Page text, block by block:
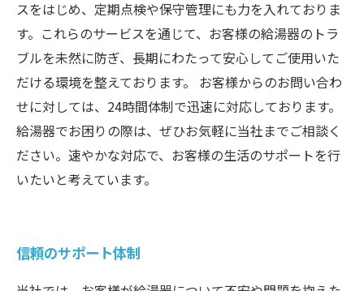
スをはじめ、定期点検や保守管理にも力を入れておりま
す。これらのサービスを通じて、お客様の給湯器のトラ
ブルを未然に防ぎ、長期にわたって安心してご使用いた
だける環境を整えております。 お客様からのお問い合わ
せに対しては、24時間体制で迅速に対応しております。
給湯器でお困りの際は、ぜひお気軽に当社までご相談く
ださい。速やかな対応で、お客様の生活のサポートを行
いたいと考えています。
信頼のサポート体制